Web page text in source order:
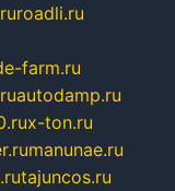
roadli.ru
farm.ru
autodamp.ru
x-ton.ru
manunae.ru
tajuncos.ru